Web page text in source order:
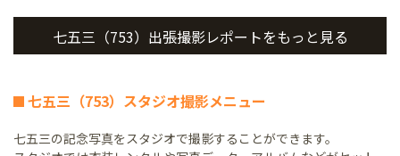
七五三（753）出張撮影レポートをもっと見る
七五三（753）スタジオ撮影メニュー
七五三の記念写真をスタジオで撮影することができます。